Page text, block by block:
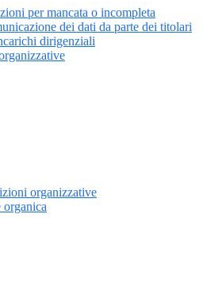
per mancata o incompleta
dei dati da parte dei titolari
dirigenziali
organizzative